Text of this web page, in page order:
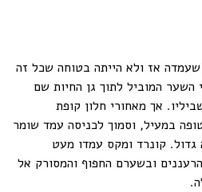
אז ולא הייתה בטוחה שכל זה
המוביל לתוך גן החיות שם
אך מאחורי חלון קופת
במעיל, וסמוך לכניסה עמד שומר
גדול. קונרד ומקס עמדו מעט
ובשערם החפוף והמסורק אל